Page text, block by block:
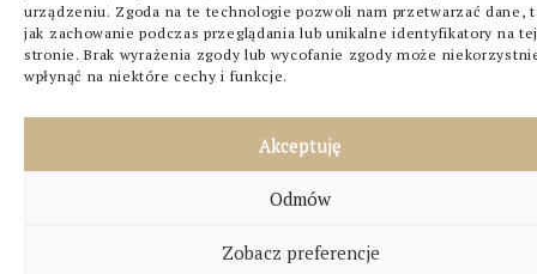
urządzeniu. Zgoda na te technologie pozwoli nam przetwarzać dane,
jak zachowanie podczas przeglądania lub unikalne identyfikatory na tej
stronie. Brak wyrażenia zgody lub wycofanie zgody może
wpłynąć na niektóre cechy i funkcje.
Akceptuję
Odmów
Zobacz preferencje